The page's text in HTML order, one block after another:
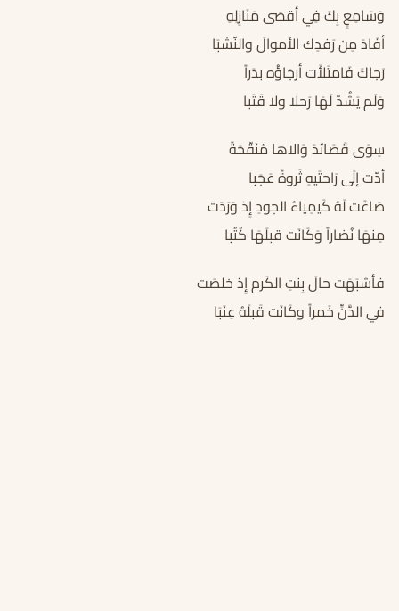
وَسَامِعٍ بِكَ فِي أقصَى مَنَازِلِهِ
أفَادَ مِن رَفدِك الأموالَ والنّشبَا
رَجاكَ فَامتَلأَت أرجَاؤُه بدَراً
وَلَم يَشُدّ لَهَا رَحلا ولا قَتَبا
سِوَى قَصَائدَ وَالاها مُنَقّحَةً
أدّت إلَى رَاحتَيهِ ثَروةً عَجَبا
صَاغَت لَهُ كَيمِياءُ الجودِ إِذ وَرَدَت
مِنهَا نُضاراً وَكَانَت قبلَهَا كُتُبا
فأشبَهَت حالَ بِنتِ الكَرم إِذ خلصَت
في الدَّنِّ خَمراً وكَانَت قَبلَهُ عِنَبَا